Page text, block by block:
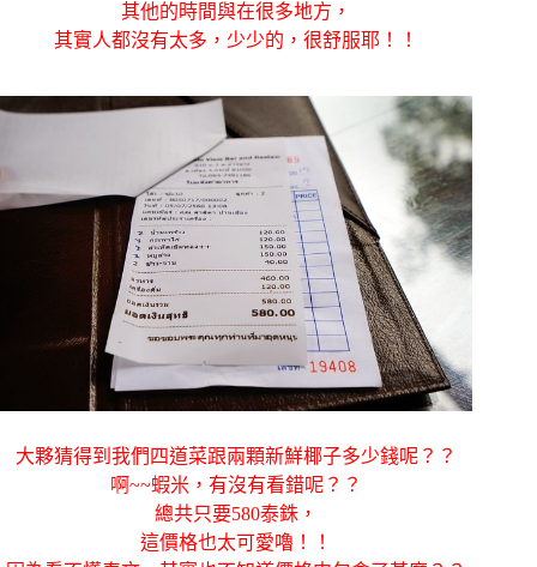
其他的時間與在很多地方，
其實人都沒有太多，少少的，很舒服耶！！
大夥猜得到我們四道菜跟兩顆新鮮椰子多少錢呢？？
啊~~蝦米，有沒有看錯呢？？
總共只要580泰銖，
這價格也太可愛嚕！！